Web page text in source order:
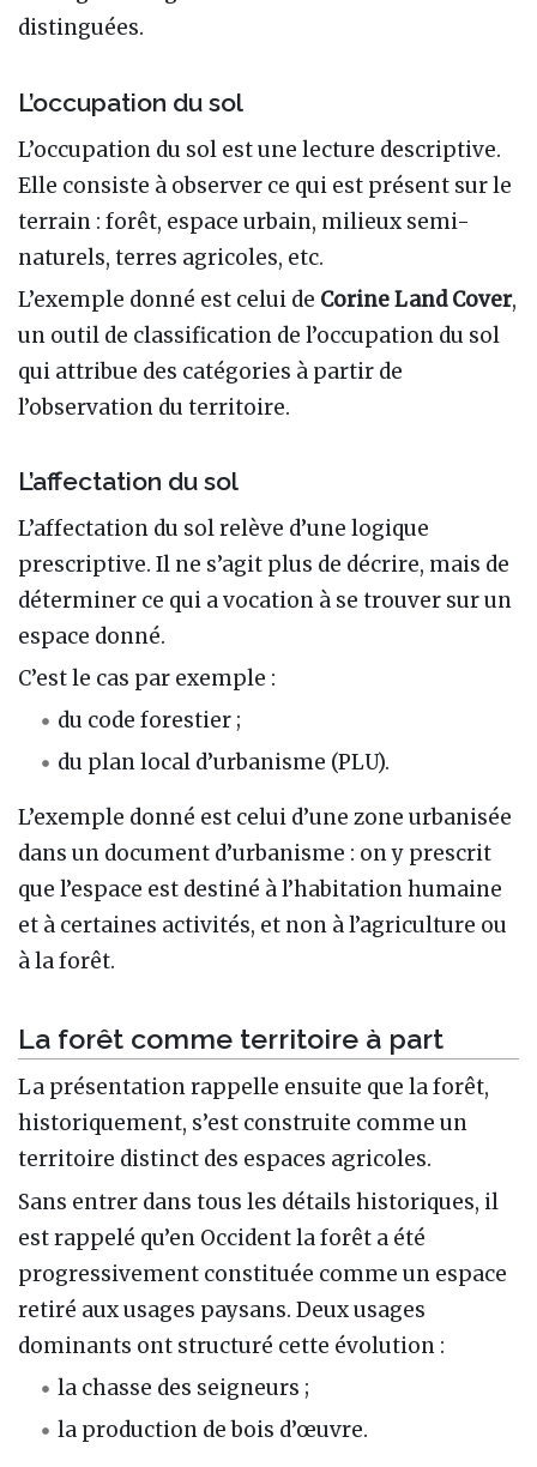
distinguées.
L’occupation du sol
L’occupation du sol est une lecture descriptive.
Elle consiste à observer ce qui est présent sur le
terrain : forêt, espace urbain, milieux semi-
naturels, terres agricoles, etc.
L’exemple donné est celui de Corine Land Cover,
un outil de classification de l’occupation du sol
qui attribue des catégories à partir de
l’observation du territoire.
L’affectation du sol
L’affectation du sol relève d’une logique
prescriptive. Il ne s’agit plus de décrire, mais de
déterminer ce qui a vocation à se trouver sur un
espace donné.
C’est le cas par exemple :
du code forestier ;
du plan local d’urbanisme (PLU).
L’exemple donné est celui d’une zone urbanisée
dans un document d’urbanisme : on y prescrit
que l’espace est destiné à l’habitation humaine
et à certaines activités, et non à l’agriculture ou
à la forêt.
La forêt comme territoire à part
La présentation rappelle ensuite que la forêt,
historiquement, s’est construite comme un
territoire distinct des espaces agricoles.
Sans entrer dans tous les détails historiques, il
est rappelé qu’en Occident la forêt a été
progressivement constituée comme un espace
retiré aux usages paysans. Deux usages
dominants ont structuré cette évolution :
la chasse des seigneurs ;
la production de bois d’œuvre.